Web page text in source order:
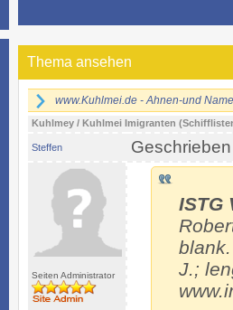
Thema ansehen
www.Kuhlmei.de - Ahnen-und
Kuhlmey / Kuhlmei Imigranten
Steffen
Seiten Administrator
ISTG
J.;